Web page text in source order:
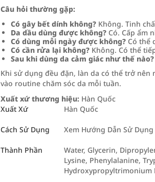
Câu hỏi thường gặp:
Có gây bết dính không? Không. Tinh
Da dầu dùng được không? Có. Cấp ẩm
Có dùng mỗi ngày được không? Có thể
Có cần rửa lại không? Không. Có thể
Sau khi dùng da cảm giác như thế nào?
Khi sử dụng đều đặn, làn da có thể trở
vào routine chăm sóc da mỗi tuần.
Xuất xứ thương hiệu: Hàn Quốc
Xuất Xứ
Hàn Quốc
Cách Sử Dụng Xem Hướng Dẫn Sử
Thành Phần
Water, Glycerin,
Lysine, Phenylalanine,
Hydroxypropyltrimonium